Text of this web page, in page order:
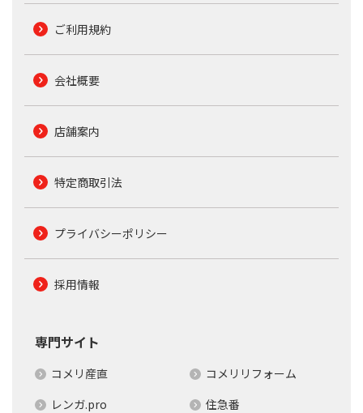
ご利用規約
会社概要
店舗案内
特定商取引法
プライバシーポリシー
採用情報
専門サイト
コメリ産直
コメリリフォーム
レンガ.pro
住急番